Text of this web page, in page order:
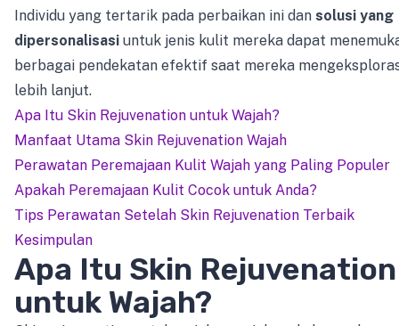
Individu yang tertarik pada perbaikan ini dan solusi yang
dipersonalisasi untuk jenis kulit mereka dapat
berbagai pendekatan efektif saat mereka
lebih lanjut.
Apa Itu Skin Rejuvenation untuk Wajah?
Manfaat Utama Skin Rejuvenation Wajah
Perawatan Peremajaan Kulit Wajah yang Paling Populer
Apakah Peremajaan Kulit Cocok untuk Anda?
Tips Perawatan Setelah Skin Rejuvenation Terbaik
Kesimpulan
Apa Itu Skin Rejuvenation
untuk Wajah?